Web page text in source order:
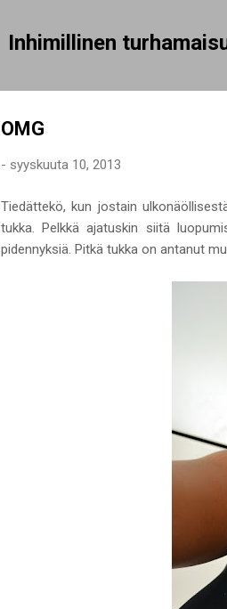
Inhimillinen
OMG
- syyskuuta 10, 2013
Tiedättekö, kun jostain
tukka. Pelkkä ajatuskin siitä
pidennyksiä. Pitkä tukka on antanut